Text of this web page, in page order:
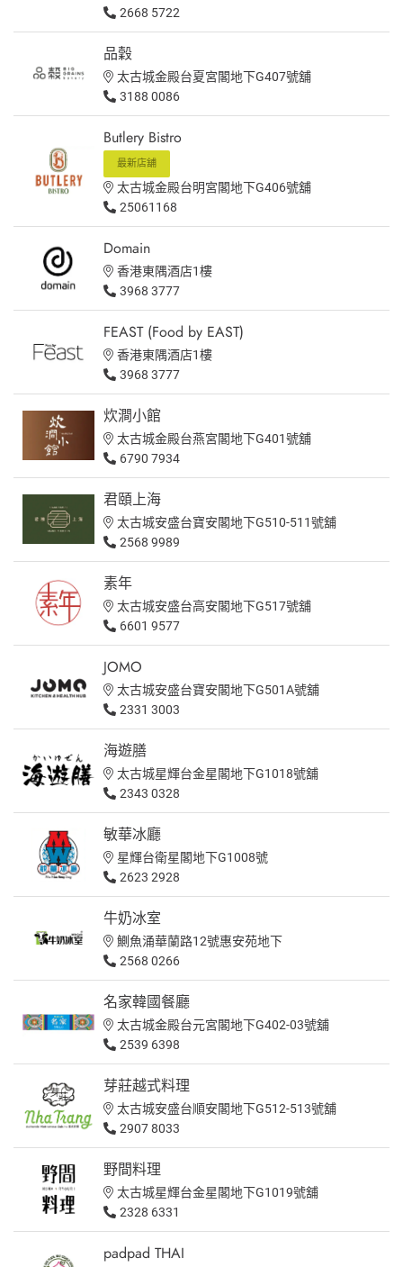
2668 5722
品穀
太古城金殿台夏宮閣地下G407號舖
3188 0086
Butlery Bistro
最新店舖
太古城金殿台明宮閣地下G406號舖
25061168
Domain
香港東隅酒店1樓
3968 3777
FEAST (Food by EAST)
香港東隅酒店1樓
3968 3777
炊澗小館
太古城金殿台燕宮閣地下G401號舖
6790 7934
君頤上海
太古城安盛台寶安閣地下G510-511號舖
2568 9989
素年
太古城安盛台高安閣地下G517號舖
6601 9577
JOMO
太古城安盛台寶安閣地下G501A號舖
2331 3003
海遊膳
太古城星輝台金星閣地下G1018號舖
2343 0328
敏華冰廳
星輝台衛星閣地下G1008號
2623 2928
牛奶冰室
鰂魚涌華蘭路12號惠安苑地下
2568 0266
名家韓國餐廳
太古城金殿台元宮閣地下G402-03號舖
2539 6398
芽莊越式料理
太古城安盛台順安閣地下G512-513號舖
2907 8033
野間料理
太古城星輝台金星閣地下G1019號舖
2328 6331
padpad THAI